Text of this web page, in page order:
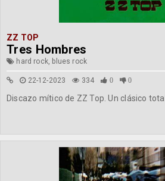
ZZ TOP
Tres Hombres
hard rock, blues rock
22-12-2023 334 0 0
Discazo mítico de ZZ Top. Un clásico total.